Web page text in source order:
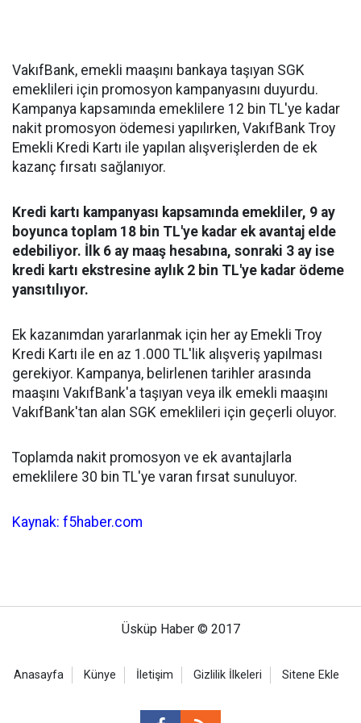
VakıfBank, emekli maaşını bankaya taşıyan SGK
emeklileri için promosyon kampanyasını duyurdu.
Kampanya kapsamında emeklilere 12 bin TL'ye kadar
nakit promosyon ödemesi yapılırken, VakıfBank Troy
Emekli Kredi Kartı ile yapılan alışverişlerden de ek
kazanç fırsatı sağlanıyor.
Kredi kartı kampanyası kapsamında emekliler, 9 ay
boyunca toplam 18 bin TL'ye kadar ek avantaj elde
edebiliyor. İlk 6 ay maaş hesabına, sonraki 3 ay ise
kredi kartı ekstresine aylık 2 bin TL'ye kadar ödeme
yansıtılıyor.
Ek kazanımdan yararlanmak için her ay Emekli Troy
Kredi Kartı ile en az 1.000 TL'lik alışveriş yapılması
gerekiyor. Kampanya, belirlenen tarihler arasında
maaşını VakıfBank'a taşıyan veya ilk emekli maaşını
VakıfBank'tan alan SGK emeklileri için geçerli oluyor.
Toplamda nakit promosyon ve ek avantajlarla
emeklilere 30 bin TL'ye varan fırsat sunuluyor.
Kaynak: f5haber.com
Üsküp Haber © 2017
Anasayfa Künye İletişim Gizlilik İlkeleri Sitene Ekle